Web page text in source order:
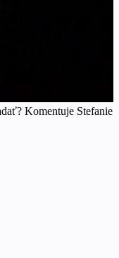
Komentuje Stefanie